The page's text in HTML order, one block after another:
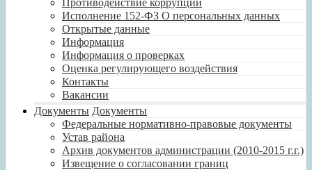
Противодействие коррупции
Исполнение 152-ФЗ О персональных данных
Открытые данные
Информация
Информация о проверках
Оценка регулирующего воздействия
Контакты
Вакансии
Документы Документы
Федеральные нормативно-правовые документы
Устав района
Архив документов администрации (2010-2015 г.г.)
Извещение о согласовании границ